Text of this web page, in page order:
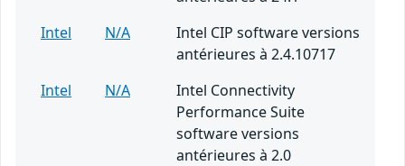
Intel
N/A
Intel CIP software versions
antérieures à 2.4.10717
Intel
N/A
Intel Connectivity
Performance Suite
software versions
antérieures à 2.0